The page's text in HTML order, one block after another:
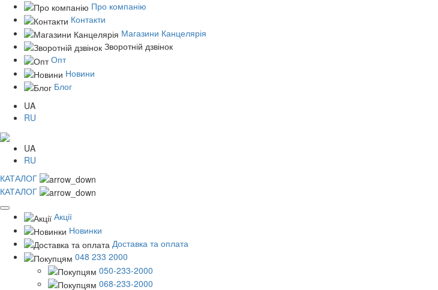
Про компанію
Контакти
Магазини Канцелярія
Зворотній дзвінок
Опт
Новини
Блог
UA
RU
UA
RU
КАТАЛОГ
КАТАЛОГ
Акції
Новинки
Доставка та оплата
048 233 2000
050-233-2000
068-233-2000